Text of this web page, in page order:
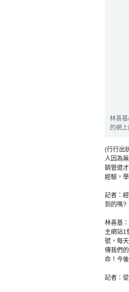
林善
的網
(行行出
人因為
銷管道
經驗，
記者：
到的嗎?
林善基
主網站1
號，每
傳我們
命！今
記者：